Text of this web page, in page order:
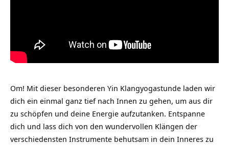
Om! Mit dieser besonderen Yin Klangyogastunde laden wir
dich ein einmal ganz tief nach Innen zu gehen, um aus dir
zu schöpfen und deine Energie aufzutanken. Entspanne
dich und lass dich von den wundervollen Klängen der
verschiedensten Instrumente behutsam in dein Inneres zu